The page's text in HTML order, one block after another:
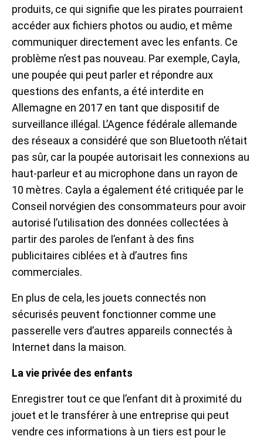
produits, ce qui signifie que les pirates pourraient
accéder aux fichiers photos ou audio, et même
communiquer directement avec les enfants. Ce
problème n’est pas nouveau. Par exemple, Cayla,
une poupée qui peut parler et répondre aux
questions des enfants, a été interdite en
Allemagne en 2017 en tant que dispositif de
surveillance illégal. L’Agence fédérale allemande
des réseaux a considéré que son Bluetooth n’était
pas sûr, car la poupée autorisait les connexions au
haut-parleur et au microphone dans un rayon de
10 mètres. Cayla a également été critiquée par le
Conseil norvégien des consommateurs pour avoir
autorisé l’utilisation des données collectées à
partir des paroles de l’enfant à des fins
publicitaires ciblées et à d’autres fins
commerciales.
En plus de cela, les jouets connectés non
sécurisés peuvent fonctionner comme une
passerelle vers d’autres appareils connectés à
Internet dans la maison.
La vie privée des enfants
Enregistrer tout ce que l’enfant dit à proximité du
jouet et le transférer à une entreprise qui peut
vendre ces informations à un tiers est pour le